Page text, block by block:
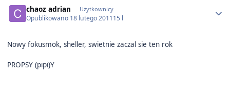
chaoz adrian Użytkownicy
Opublikowano 18 lutego 201115 l
Nowy fokusmok, sheller, swietnie zaczal sie ten rok
PROPSY (pipi)Y